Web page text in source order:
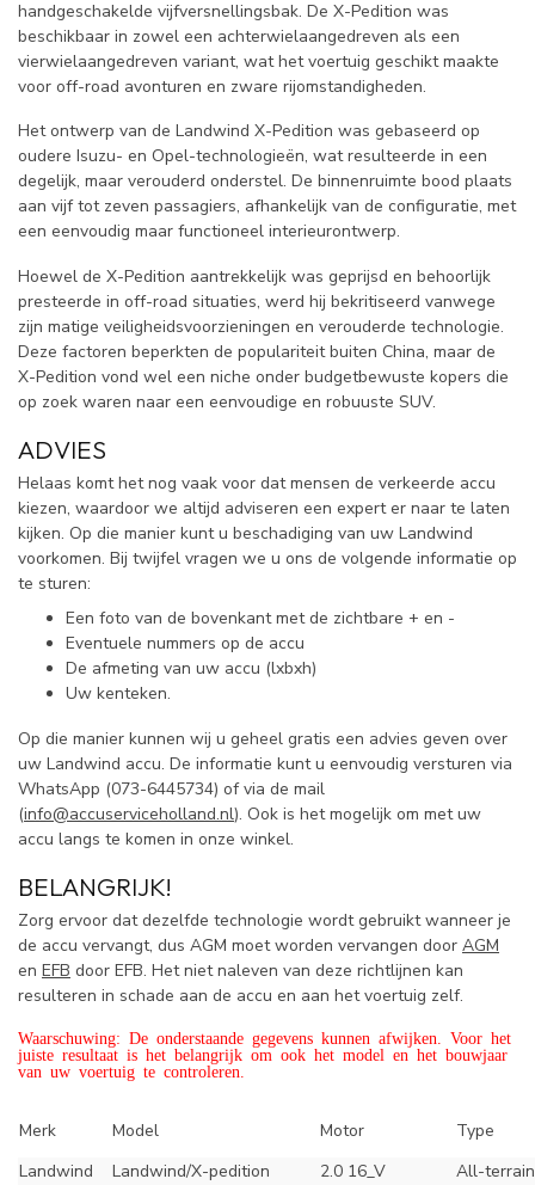
handgeschakelde vijfversnellingsbak. De X-Pedition was
beschikbaar in zowel een achterwielaangedreven als een
vierwielaangedreven variant, wat het voertuig geschikt maakte
voor off-road avonturen en zware rijomstandigheden.
Het ontwerp van de Landwind X-Pedition was gebaseerd op
oudere Isuzu- en Opel-technologieën, wat resulteerde in een
degelijk, maar verouderd onderstel. De binnenruimte bood plaats
aan vijf tot zeven passagiers, afhankelijk van de configuratie, met
een eenvoudig maar functioneel interieurontwerp.
Hoewel de X-Pedition aantrekkelijk was geprijsd en behoorlijk
presteerde in off-road situaties, werd hij bekritiseerd vanwege
zijn matige veiligheidsvoorzieningen en verouderde technologie.
Deze factoren beperkten de populariteit buiten China, maar de
X-Pedition vond wel een niche onder budgetbewuste kopers die
op zoek waren naar een eenvoudige en robuuste SUV.
ADVIES
Helaas komt het nog vaak voor dat mensen de verkeerde accu
kiezen, waardoor we altijd adviseren een expert er naar te laten
kijken. Op die manier kunt u beschadiging van uw Landwind
voorkomen. Bij twijfel vragen we u ons de volgende informatie op
te sturen:
Een foto van de bovenkant met de zichtbare + en -
Eventuele nummers op de accu
De afmeting van uw accu (lxbxh)
Uw kenteken.
Op die manier kunnen wij u geheel gratis een advies geven over
uw Landwind accu. De informatie kunt u eenvoudig versturen via
WhatsApp (073-6445734) of via de mail
(info@accuserviceholland.nl). Ook is het mogelijk om met uw
accu langs te komen in onze winkel.
BELANGRIJK!
Zorg ervoor dat dezelfde technologie wordt gebruikt wanneer je
de accu vervangt, dus AGM moet worden vervangen door AGM
en EFB door EFB. Het niet naleven van deze richtlijnen kan
resulteren in schade aan de accu en aan het voertuig zelf.
Waarschuwing: De onderstaande gegevens kunnen afwijken. Voor het
juiste resultaat is het belangrijk om ook het model en het bouwjaar
van uw voertuig te controleren.
Merk Model Motor
Type
Landwind
Landwind/X-pedition 2.0 16_V All-